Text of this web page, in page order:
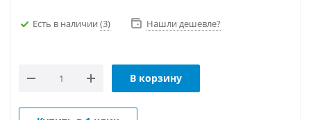
Есть в наличии (3) Нашли дешевле?
В корзину